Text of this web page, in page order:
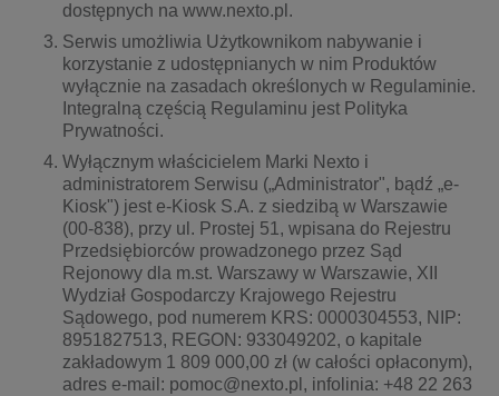
dostępnych na www.nexto.pl.
Serwis umożliwia Użytkownikom nabywanie i
korzystanie z udostępnianych w nim Produktów
wyłącznie na zasadach określonych w Regulaminie.
Integralną częścią Regulaminu jest Polityka
Prywatności.
Wyłącznym właścicielem Marki Nexto i
administratorem Serwisu („Administrator", bądź „e-
Kiosk") jest e-Kiosk S.A. z siedzibą w Warszawie
(00-838), przy ul. Prostej 51, wpisana do Rejestru
Przedsiębiorców prowadzonego przez Sąd
Rejonowy dla m.st. Warszawy w Warszawie, XII
Wydział Gospodarczy Krajowego Rejestru
Sądowego, pod numerem KRS: 0000304553, NIP:
8951827513, REGON: 933049202, o kapitale
zakładowym 1 809 000,00 zł (w całości opłaconym),
adres e-mail: pomoc@nexto.pl, infolinia: +48 22 263